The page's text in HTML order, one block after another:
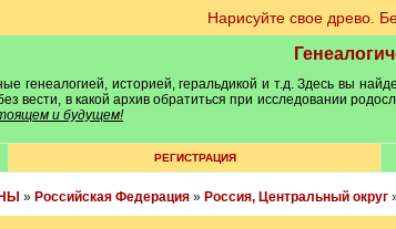
Нарисуйте свое древо.
генеалогией, историей, геральдикой и т.д. Здесь вы
вести, в какой архив обратиться при исследовании
и будущем!
РЕГИСТРАЦИЯ
» Российская Федерация» Россия, Центральный округ